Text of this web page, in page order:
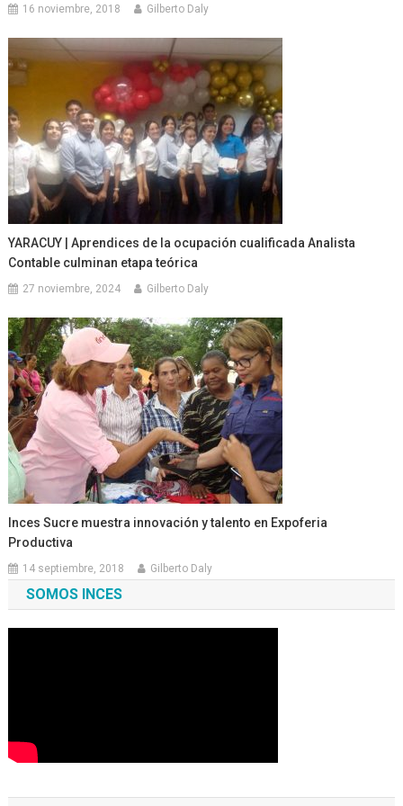
16 noviembre, 2018 Gilberto Daly
YARACUY | Aprendices de la ocupación cualificada Analista
Contable culminan etapa teórica
27 noviembre, 2024 Gilberto Daly
Inces Sucre muestra innovación y talento en Expoferia
Productiva
14 septiembre, 2018 Gilberto Daly
SOMOS INCES